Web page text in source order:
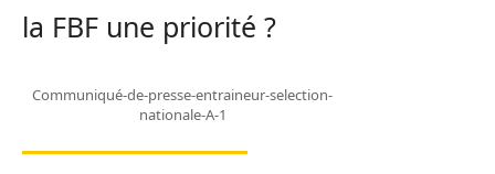
la FBF une priorité ?
Communiqué-de-presse-entraineur-selection-
nationale-A-1